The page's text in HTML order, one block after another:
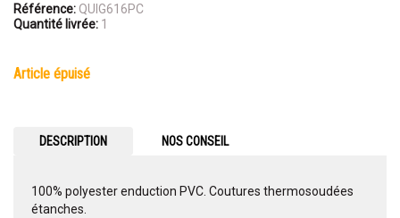
Référence: QUIG616PC
Quantité livrée: 1
article épuisé
DESCRIPTION NOS CONSEIL
100% polyester enduction PVC. Coutures thermosoudées
étanches.